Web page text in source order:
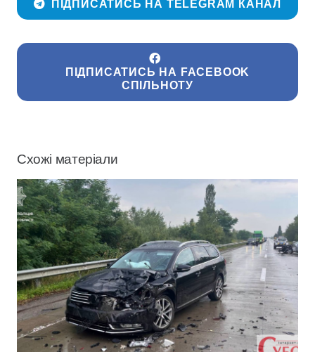
ПІДПИСАТИСЬ НА TELEGRAM КАНАЛ
ПІДПИСАТИСЬ НА FACEBOOK
СПІЛЬНОТУ
Схожі матеріали